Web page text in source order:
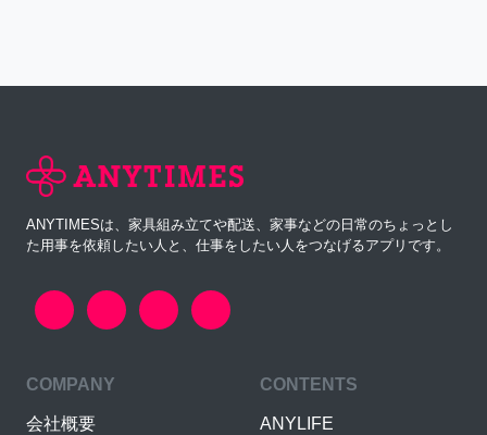
ANYTIMESは、家具組み立てや配送、家事などの日常のちょっとし
た用事を依頼したい人と、仕事をしたい人をつなげるアプリです。
COMPANY
会社概要
CONTENTS
ANYLIFE